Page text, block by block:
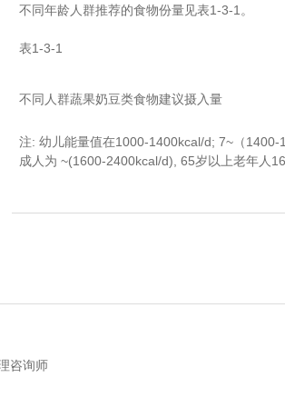
不同年龄人群推荐的食物份量见表1-3-1。
表1-3-1
不同人群蔬果奶豆类食物建议摄入量
注: 幼儿能量值在1000-1400kcal/d; 7~（
成人为 ~(1600-2400kcal/d), 65岁以上老年人
咨询师